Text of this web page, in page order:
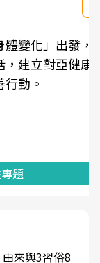
發，透過醫
健康的認
來與3習俗8